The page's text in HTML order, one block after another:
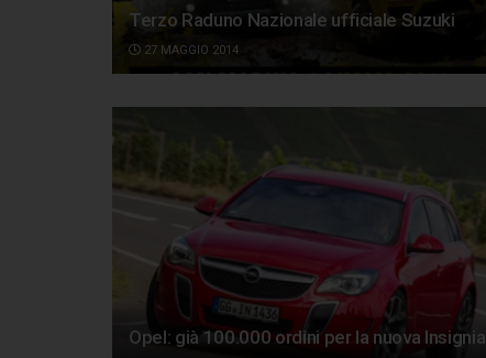
Terzo Raduno Nazionale ufficiale Suzuki
27 MAGGIO 2014
Opel: già 100.000 ordini per la nuova Insignia